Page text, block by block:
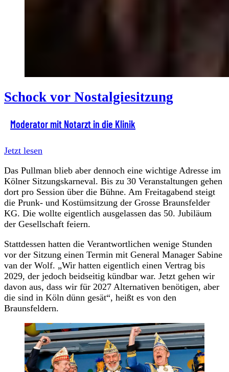
Schock vor Nostalgiesitzung
Moderator mit Notarzt in die Klinik
Jetzt lesen
Das Pullman blieb aber dennoch eine wichtige Adresse im
Kölner Sitzungskarneval. Bis zu 30 Veranstaltungen gehen
dort pro Session über die Bühne. Am Freitagabend steigt
die Prunk- und Kostümsitzung der Grosse Braunsfelder
KG. Die wollte eigentlich ausgelassen das 50. Jubiläum
der Gesellschaft feiern.
Stattdessen hatten die Verantwortlichen wenige Stunden
vor der Sitzung einen Termin mit General Manager Sabine
van der Wolf. „Wir hatten eigentlich einen Vertrag bis
2029, der jedoch beidseitig kündbar war. Jetzt gehen wir
davon aus, dass wir für 2027 Alternativen benötigen, aber
die sind in Köln dünn gesät“, heißt es von den
Braunsfeldern.